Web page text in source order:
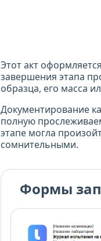
Этот акт
завершения этапа
образца, его масса
Документирование
полную
этапе могла
сомнительными.
Формы